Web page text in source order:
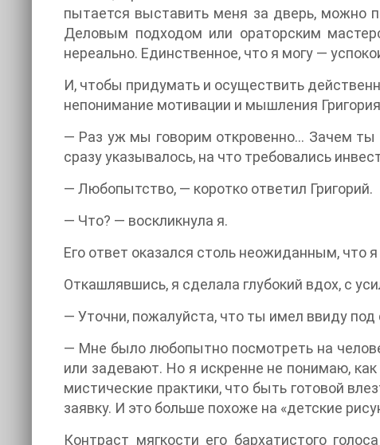
пытается выставить меня за дверь, можно
Деловым подходом или ораторским
нереально. Единственное, что я могу —
И, чтобы придумать и осуществить
непонимание мотивации и мышления
— Раз уж мы говорим откровенно... Зачем ты
сразу указывалось, на что требовались
— Любопытство, — коротко ответил Григорий.
— Что? — воскликнула я.
Его ответ оказался столь неожиданным, что
Откашлявшись, я сделала глубокий вдох, с
— Уточни, пожалуйста, что ты имел ввиду
— Мне было любопытно посмотреть на
или задевают. Но я искренне не понимаю,
мистические практики, что быть готовой
заявку. И это больше похоже на «детские
Контраст мягкости его бархатистого